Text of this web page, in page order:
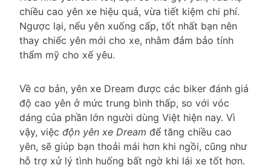
chiều cao yên xe hiệu quả, vừa tiết kiệm chi phí.
Ngược lại, nếu yên xuống cấp, tốt nhất bạn nên
thay chiếc yên mới cho xe, nhằm đảm bảo tính
thẩm mỹ cho xế yêu.
Về cơ bản, yên xe Dream được các biker đánh giá
độ cao yên ở mức trung bình thấp, so với vóc
dáng của phần lớn người dùng Việt hiện nay. Vì
vậy, việc độn yên xe Dream để tăng chiều cao
yên, sẽ giúp bạn thoải mái hơn khi ngồi, cũng như
hỗ trợ xử lý tình huống bất ngờ khi lái xe tốt hơn.